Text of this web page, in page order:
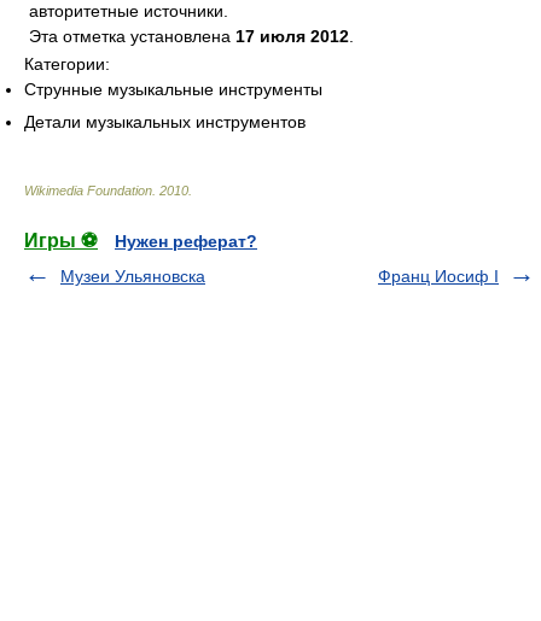
авторитетные источники.
Эта отметка установлена 17 июля 2012.
Категории:
Струнные музыкальные инструменты
Детали музыкальных инструментов
Wikimedia Foundation 2010
Игры ⚽
Нужен реферат?
Музеи Ульяновска
Франц Иосиф I